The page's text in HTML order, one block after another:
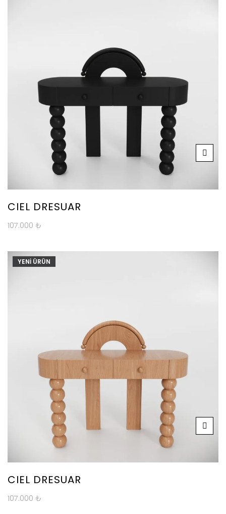
CIEL DRESUAR
107.000 ₺
YENİ ÜRÜN
CIEL DRESUAR
107.000 ₺